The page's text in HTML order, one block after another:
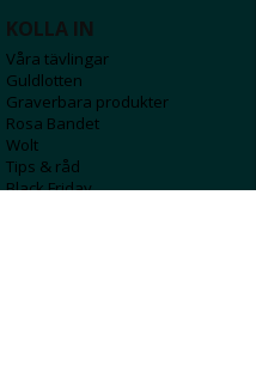
KOLLA IN
Våra tävlingar
Guldlotten
Graverbara produkter
Rosa Bandet
Wolt
Tips & råd
Black Friday